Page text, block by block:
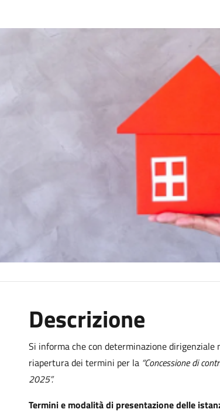
Descrizione
Si informa che con determinazione
riapertura dei termini per la“Concessione di
2025”.
Termini e modalità di presentazione delle